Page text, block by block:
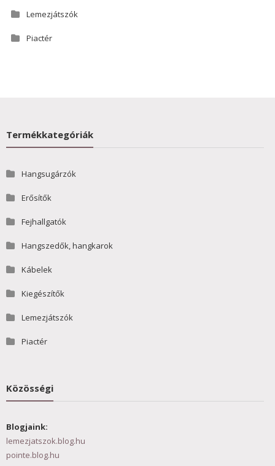
Lemezjátszók
Piactér
Termékkategóriák
Hangsugárzók
Erősítők
Fejhallgatók
Hangszedők, hangkarok
Kábelek
Kiegészítők
Lemezjátszók
Piactér
Közösségi
Blogjaink:
lemezjatszok.blog.hu
pointe.blog.hu